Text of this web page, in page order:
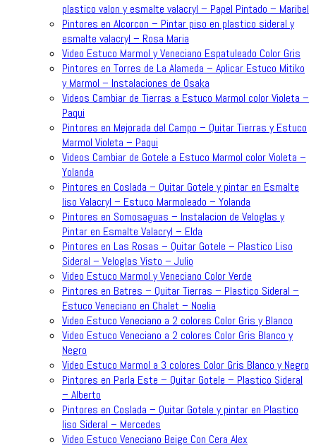
plastico valon y esmalte valacryl – Papel Pintado – Maribel
Pintores en Alcorcon – Pintar piso en plastico sideral y
esmalte valacryl – Rosa Maria
Video Estuco Marmol y Veneciano Espatuleado Color Gris
Pintores en Torres de La Alameda – Aplicar Estuco Mitiko
y Marmol – Instalaciones de Osaka
Videos Cambiar de Tierras a Estuco Marmol color Violeta –
Paqui
Pintores en Mejorada del Campo – Quitar Tierras y Estuco
Marmol Violeta – Paqui
Videos Cambiar de Gotele a Estuco Marmol color Violeta –
Yolanda
Pintores en Coslada – Quitar Gotele y pintar en Esmalte
liso Valacryl – Estuco Marmoleado – Yolanda
Pintores en Somosaguas – Instalacion de Veloglas y
Pintar en Esmalte Valacryl – Elda
Pintores en Las Rosas – Quitar Gotele – Plastico Liso
Sideral – Veloglas Visto – Julio
Video Estuco Marmol y Veneciano Color Verde
Pintores en Batres – Quitar Tierras – Plastico Sideral –
Estuco Veneciano en Chalet – Noelia
Video Estuco Veneciano a 2 colores Color Gris y Blanco
Video Estuco Veneciano a 2 colores Color Gris Blanco y
Negro
Video Estuco Marmol a 3 colores Color Gris Blanco y Negro
Pintores en Parla Este – Quitar Gotele – Plastico Sideral
– Alberto
Pintores en Coslada – Quitar Gotele y pintar en Plastico
liso Sideral – Mercedes
Video Estuco Veneciano Beige Con Cera Alex